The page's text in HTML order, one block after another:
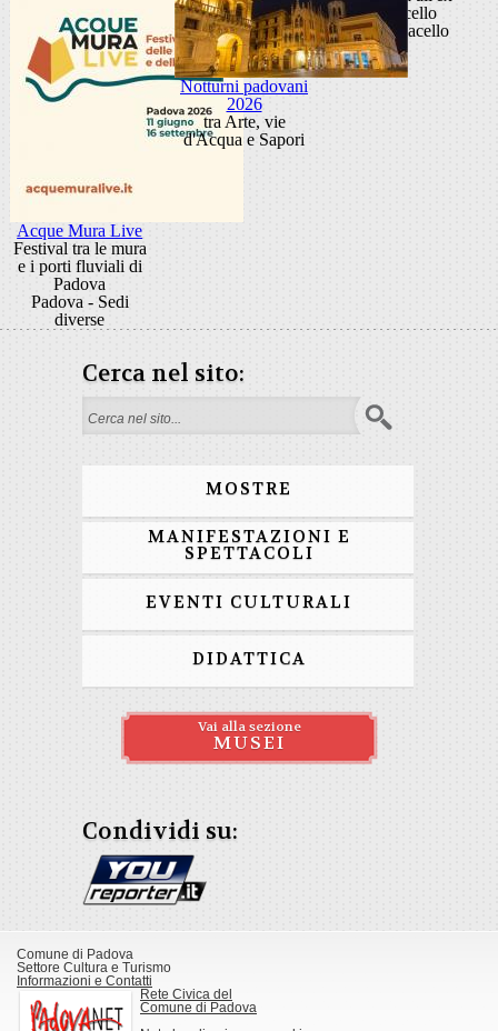
Macello
Ex Macello
Acque Mura Live
Festival tra le mura
e i porti fluviali di
Padova
Padova - Sedi
diverse
Notturni padovani
2026
tra Arte, vie
d'Acqua e Sapori
Cerca nel sito:
Search form
MOSTRE
MANIFESTAZIONI E
SPETTACOLI
EVENTI CULTURALI
DIDATTICA
Vai alla sezione
MUSEI
Condividi su:
Comune di Padova
Settore Cultura e Turismo
Informazioni e Contatti
Rete Civica del
Comune di Padova